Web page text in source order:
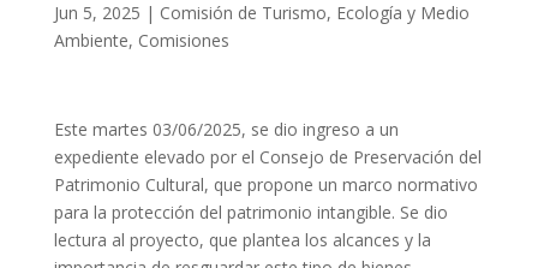
Jun 5, 2025 | Comisión de Turismo, Ecología y Medio
Ambiente, Comisiones
Este martes 03/06/2025, se dio ingreso a un
expediente elevado por el Consejo de Preservación del
Patrimonio Cultural, que propone un marco normativo
para la protección del patrimonio intangible. Se dio
lectura al proyecto, que plantea los alcances y la